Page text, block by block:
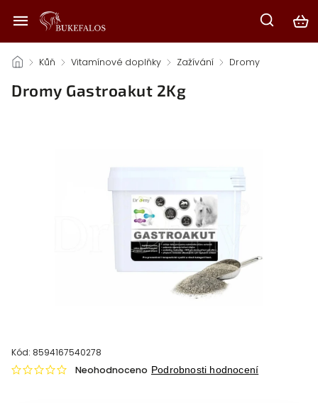
/ Kůň / Vitamínové doplňky / Zažívání / Dromy
Dromy Gastroakut 2Kg
Kód: 8594167540278
Neohodnoceno Podrobnosti hodnocení